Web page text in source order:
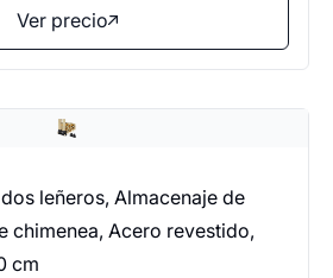
Ver precio
leñeros, Almacenaje de
chimenea, Acero revestido,
cm